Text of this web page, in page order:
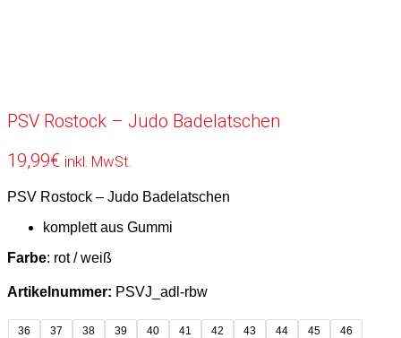
PSV Rostock – Judo Badelatschen
19,99€ inkl. MwSt.
PSV Rostock – Judo Badelatschen
komplett aus Gummi
Farbe: rot / weiß
Artikelnummer: PSVJ_adl-rbw
36 37 38 39 40 41 42 43 44 45 46